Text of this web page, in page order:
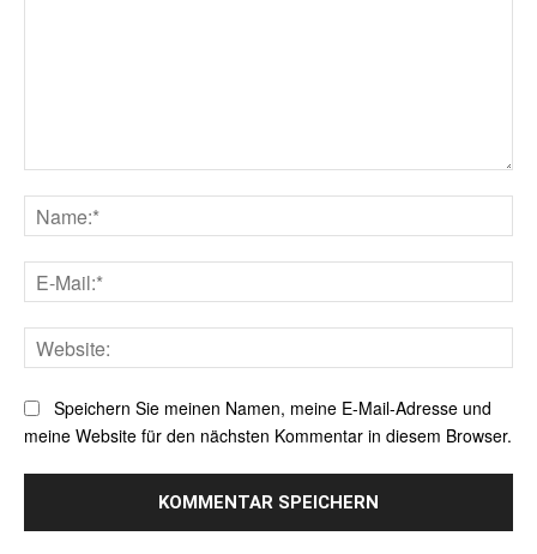
Speichern Sie meinen Namen, meine E-Mail-Adresse und
meine Website für den nächsten Kommentar in diesem Browser.